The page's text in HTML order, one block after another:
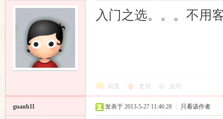
入门之选。。。不用
回复 支持 反对
guanh11 发表于 2013-5-27 11:46:28 只看该作者